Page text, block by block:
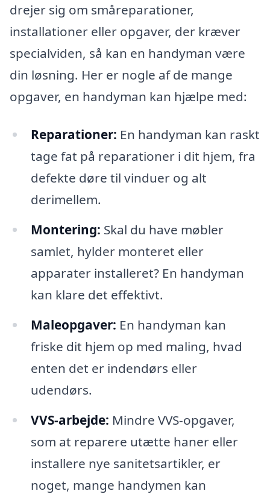
drejer sig om småreparationer,
installationer eller opgaver, der kræver
specialviden, så kan en handyman være
din løsning. Her er nogle af de mange
opgaver, en handyman kan hjælpe med:
Reparationer: En handyman kan raskt
tage fat på reparationer i dit hjem, fra
defekte døre til vinduer og alt
derimellem.
Montering: Skal du have møbler
samlet, hylder monteret eller
apparater installeret? En handyman
kan klare det effektivt.
Maleopgaver: En handyman kan
friske dit hjem op med maling, hvad
enten det er indendørs eller
udendørs.
VVS-arbejde: Mindre VVS-opgaver,
som at reparere utætte haner eller
installere nye sanitetsartikler, er
noget, mange handymen kan